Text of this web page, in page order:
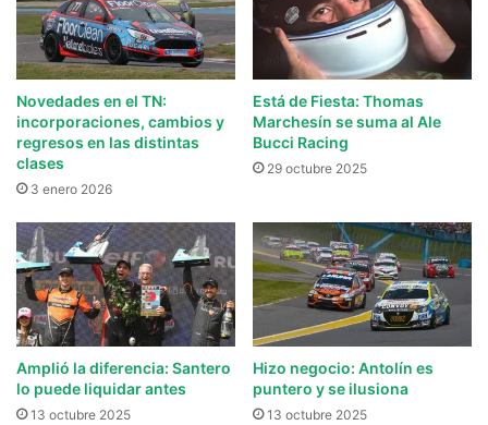
Novedades en el TN:
incorporaciones, cambios y
regresos en las distintas
clases
3 enero 2026
Está de Fiesta: Thomas
Marchesín se suma al Ale
Bucci Racing
29 octubre 2025
Amplió la diferencia: Santero
lo puede liquidar antes
13 octubre 2025
Hizo negocio: Antolín es
puntero y se ilusiona
13 octubre 2025